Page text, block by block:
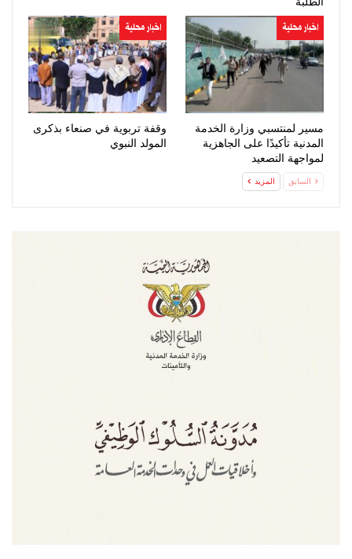
اخبار محلية
مسير لمنتسبي وزارة الخدمة
المدنية تأكيدًا على الجاهزية
لمواجهة التصعيد
اخبار محلية
وقفة تربوية في صنعاء بذكرى
المولد النبوي
السابق المزيد